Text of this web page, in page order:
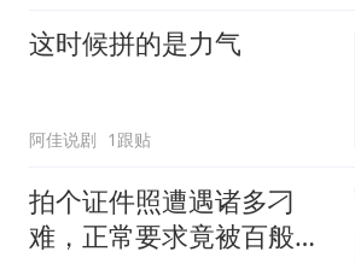
这时候拼的是力气
阿佳说剧 1跟贴
拍个证件照遭遇诸多刁
难，正常要求竟被百般推